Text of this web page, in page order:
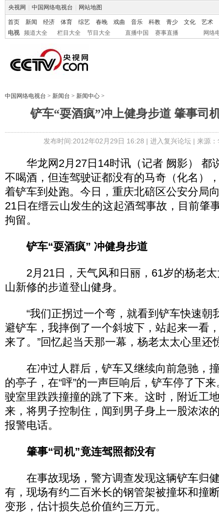
央视网 中国网络电视台 网站地图
首页 新闻 经济 体育 综艺 春晚 戏曲 音乐 科教 青少 文化
艺术
电视
频道大全 栏目大全 节目大全 直播中国 赛事直播 网络
中国网络电视台 > 新闻台 > 新闻中心 >
铲车“耍酒疯”冲上健身步道 肇事司
发布时间:2012年02月29日 16:28 | 进入复兴论坛| 来源
华龙网2月27日14时讯（记者 阙影） 都
不喝酒，但连驾驶证都没有的马奇（化名）
着铲车到处跑。今日，重庆北碚区公安分局
21日在缙云山发生的这起酒驾事故，目前肇
拘留。
铲车“耍酒疯” 冲健身步道
2月21日，天气风和日丽，61岁的杨老太
山新修的步道登山健身。
“我们正拐过一个弯，就看到铲车快速朝
避铲车，我摔倒了一个斜坡下，站起来一看
来了。”回忆起当天那一幕，杨老太太心里还
在冲过人群后，铲车又继续向前急驰，
的亭子，在“呯”的一声巨响后，铲车停了下
驶室里跌跌撞撞的跳了下来。这时，附近工
来，将男子控制住，闻到男子身上一股浓浓
报警电话。
肇事“司机”竟连驾照都没有
在事故现场，警方调查发现这辆铲车归
有，现场有约二百米长的钢管架被撞坏和撞
变形，估计损失总价值约三万元。